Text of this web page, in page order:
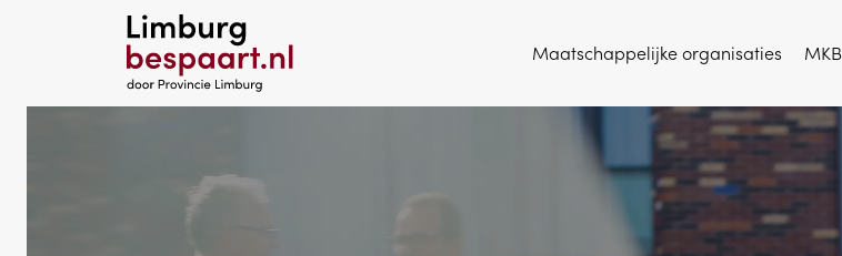
Maatschappelijke organisaties MKB